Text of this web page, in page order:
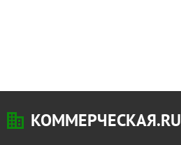
КОММЕРЧЕСКАЯ.RU